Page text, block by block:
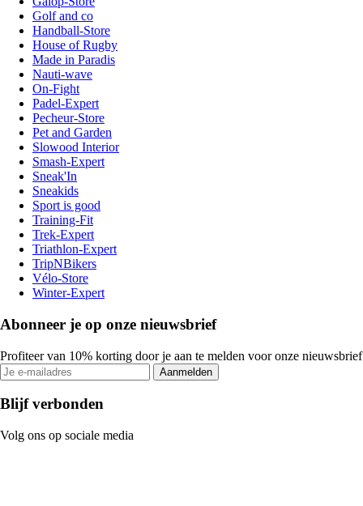
Golf and co
Handball-Store
House of Rugby
Made in Paradis
Nauti-wave
On-Fight
Padel-Expert
Pecheur-Store
Pet and Garden
Slowood Interior
Smash-Expert
Sneak'In
Sneakids
Sport is good
Training-Fit
Trek-Expert
Triathlon-Expert
TripNBikers
Vélo-Store
Winter-Expert
Abonneer je op onze nieuwsbrief
Profiteer van 10% korting door je aan te melden voor onze nieuwsbrief
Aanmelden
Blijf verbonden
Volg ons op sociale media